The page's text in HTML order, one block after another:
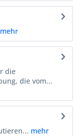
mehr
die
die vom...
mehr